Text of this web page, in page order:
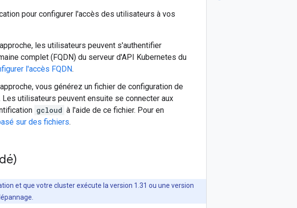
pour configurer l'accès des utilisateurs à vos
les utilisateurs peuvent s'authentifier
complet (FQDN) du serveur d'API Kubernetes du
l'accès FQDN.
vous générez un fichier de configuration de
utilisateurs peuvent ensuite se connecter aux
gcloud à l'aide de ce fichier. Pour en
sur des fichiers.
et que votre cluster exécute la version 1.31 ou une version